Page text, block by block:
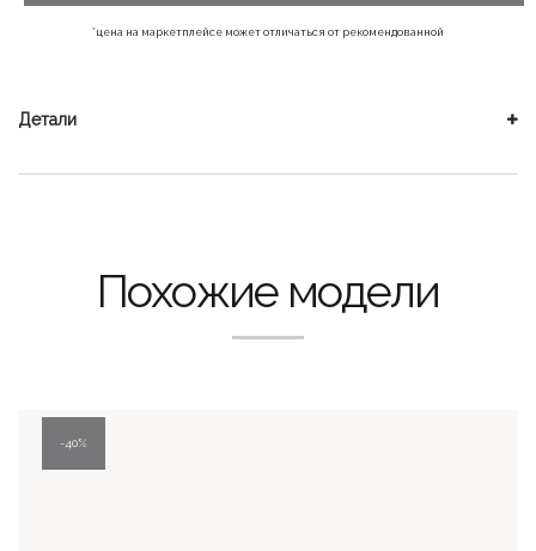
600 ₽.
*цена на маркетплейсе может отличаться от рекомендованной
Детали
Похожие модели
40%